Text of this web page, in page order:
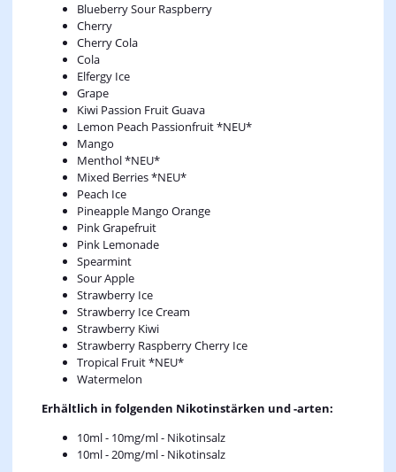
Blueberry Sour Raspberry
Cherry
Cherry Cola
Cola
Elfergy Ice
Grape
Kiwi Passion Fruit Guava
Lemon Peach Passionfruit *NEU*
Mango
Menthol *NEU*
Mixed Berries *NEU*
Peach Ice
Pineapple Mango Orange
Pink Grapefruit
Pink Lemonade
Spearmint
Sour Apple
Strawberry Ice
Strawberry Ice Cream
Strawberry Kiwi
Strawberry Raspberry Cherry Ice
Tropical Fruit *NEU*
Watermelon
Erhältlich in folgenden Nikotinstärken und -arten:
10ml - 10mg/ml - Nikotinsalz
10ml - 20mg/ml - Nikotinsalz